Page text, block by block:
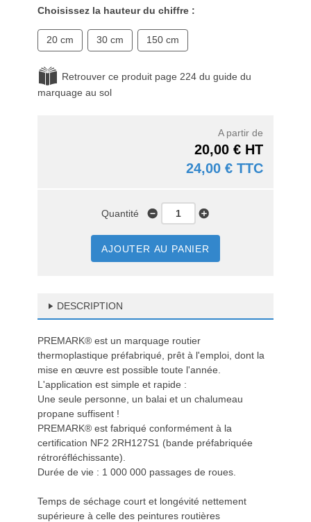
Choisissez la hauteur du chiffre :
20 cm 30 cm 150 cm
Retrouver ce produit page 224 du guide du
marquage au sol
A partir de
20,00 € HT
24,00 € TTC
Quantité
AJOUTER AU PANIER
DESCRIPTION
PREMARK® est un marquage routier
thermoplastique préfabriqué, prêt à l'emploi, dont la
mise en œuvre est possible toute l'année.
L'application est simple et rapide :
Une seule personne, un balai et un chalumeau
propane suffisent !
PREMARK® est fabriqué conformément à la
certification NF2 2RH127S1 (bande préfabriquée
rétroréfléchissante).
Durée de vie : 1 000 000 passages de roues.
Temps de séchage court et longévité nettement
supérieure à celle des peintures routières